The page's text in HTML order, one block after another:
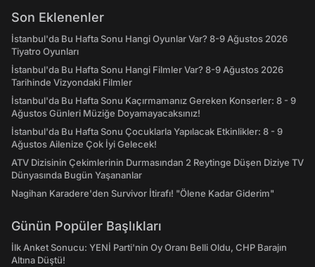
Son Eklenenler
İstanbul'da Bu Hafta Sonu Hangi Oyunlar Var? 8-9 Ağustos 2026
Tiyatro Oyunları
İstanbul'da Bu Hafta Sonu Hangi Filmler Var? 8-9 Ağustos 2026
Tarihinde Vizyondaki Filmler
İstanbul'da Bu Hafta Sonu Kaçırmamanız Gereken Konserler: 8 - 9
Ağustos Günleri Müziğe Doyamayacaksınız!
İstanbul'da Bu Hafta Sonu Çocuklarla Yapılacak Etkinlikler: 8 - 9
Ağustos Ailenize Çok İyi Gelecek!
ATV Dizisinin Çekimlerinin Durmasından 2 Reytinge Düşen Diziye TV
Dünyasında Bugün Yaşananlar
Nagihan Karadere'den Survivor İtirafı! "Ölene Kadar Giderim"
Günün Popüler Başlıkları
İlk Anket Sonucu: YENİ Parti'nin Oy Oranı Belli Oldu, CHP Barajın
Altına Düştü!